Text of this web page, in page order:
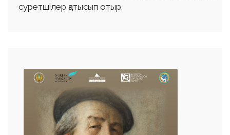
суретшілер қатысып отыр.